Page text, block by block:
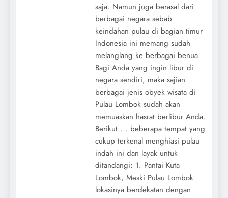
saja. Namun juga berasal dari
berbagai negara sebab
keindahan pulau di bagian timur
Indonesia ini memang sudah
melanglang ke berbagai benua.
Bagi Anda yang ingin libur di
negara sendiri, maka sajian
berbagai jenis obyek wisata di
Pulau Lombok sudah akan
memuaskan hasrat berlibur Anda.
Berikut ... beberapa tempat yang
cukup terkenal menghiasi pulau
indah ini dan layak untuk
ditandangi: 1. Pantai Kuta
Lombok, Meski Pulau Lombok
lokasinya berdekatan dengan